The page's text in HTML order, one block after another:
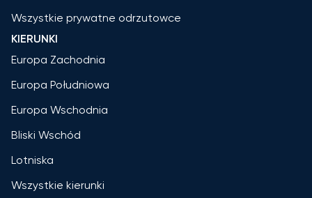
Wszystkie prywatne odrzutowce
KIERUNKI
Europa Zachodnia
Europa Południowa
Europa Wschodnia
Bliski Wschód
Lotniska
Wszystkie kierunki